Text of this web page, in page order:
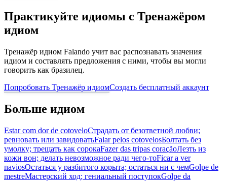
Практикуйте идиомы с Тренажёром
идиом
Тренажёр идиом Falando учит вас распознавать значения
идиом и составлять предложения с ними, чтобы вы могли
говорить как бразилец.
Попробовать Тренажёр идиомСоздать бесплатный аккаунт
Больше идиом
Estar com dor de cotoveloСтрадать от безответной любви;
ревновать или завидоватьFalar pelos cotovelosБолтать без
умолку; трещать как сорокаFazer das tripas coraçãoЛезть из
кожи вон; делать невозможное ради чего-тоFicar a ver
naviosОстаться у разбитого корыта; остаться ни с чемGolpe de
mestreМастерский ход; гениальный поступокGolpe da